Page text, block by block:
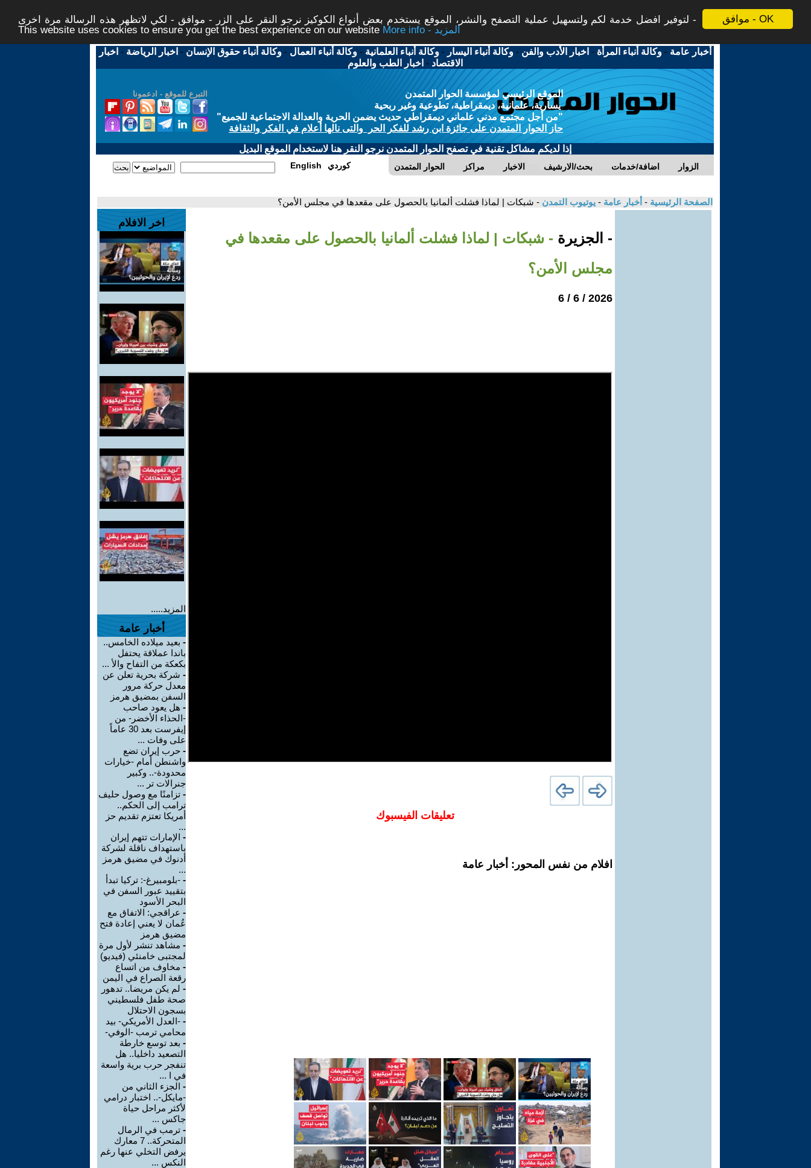
موافق - OK
لتوفير افضل خدمة لكم ولتسهيل عملية التصفح والنشر، الموقع يستخدم بعض أنواع الكوكيز نرجو النقر على الزر - موافق - لكي لاتظهر هذه الرسالة مرة اخرى -
This website uses cookies to ensure you get the best experience on our website
More info - المزيد
أخبار عامة -وكالة أنباء المرأة - اخبار الأدب والفن -وكالة أنباء اليسار -وكالة أنباء العلمانية -وكالة أنباء العمال -وكالة أنباء حقوق الإنسان - اخبار الرياضة - اخبار
الاقتصاد - اخبار الطب والعلوم
التبرع للموقع - ادعمونا
الموقع الرئيسي لمؤسسة الحوار المتمدن
يسارية، علمانية، ديمقراطية، تطوعية وغير ربحية
"من أجل مجتمع مدني علماني ديمقراطي حديث يضمن الحرية والعدالة الاجتماعية للجميع"
حاز الحوار المتمدن على جائزة ابن رشد للفكر الحر والتى نالها أعلام في الفكر والثقافة
إذا لديكم مشاكل تقنية في تصفح الحوار المتمدن نرجو النقر هنا لاستخدام الموقع البديل
الحوار المتمدن مراكز الاخبار بحث/الارشيف اضافة/خدمات الزوار English كوردي
الصفحة الرئيسية - أخبار عامة - يوتيوب التمدن - شبكات | لماذا فشلت ألمانيا بالحصول على مقعدها في مجلس الأمن؟
- الجزيرة - شبكات | لماذا فشلت ألمانيا بالحصول على مقعدها في
مجلس الأمن؟
2026 / 6 / 6
تعليقات الفيسبوك
افلام من نفس المحور: أخبار عامة
اخر الافلام
المزيد.....
أخبار عامة
- بعيد ميلاده الخامس..
باندا عملاقة يحتفل
بكعكة من التفاح والأ ...
- شركة بحرية تعلن عن
معدل حركة مرور
السفن بمضيق هرمز
- هل يعود صاحب
-الحذاء الأخضر- من
إيفرست بعد 30 عاماً
على وفات ...
- حرب إيران تضع
واشنطن أمام -خيارات
محدودة-.. وكبير
جنرالات تر ...
- تزامنًا مع وصول حليف
ترامب إلى الحكم..
أمريكا تعتزم تقديم حز
...
- الإمارات تتهم إيران
باستهداف ناقلة لشركة
أدنوك في مضيق هرمز
...
- -بلومبيرغ-: تركيا تبدأ
بتقييد عبور السفن في
البحر الأسود
- عراقجي: الاتفاق مع
عُمان لا يعني إعادة فتح
مضيق هرمز
- مشاهد تنشر لأول مرة
لمجتبى خامنئي (فيديو)
- مخاوف من اتساع
رقعة الصراع في اليمن
- لم يكن مريضا.. تدهور
صحة طفل فلسطيني
بسجون الاحتلال
- -العدل الأمريكي- بيد
محامي ترمب -الوفي-
- بعد توسع خارطة
التصعيد داخليا.. هل
تنفجر حرب برية واسعة
في ا ...
- الجزء الثاني من
-مايكل-.. اختبار درامي
لأكثر مراحل حياة
جاكس ...
- ترمب في الرمال
المتحركة.. 7 معارك
يرفض التخلي عنها رغم
النكس ...